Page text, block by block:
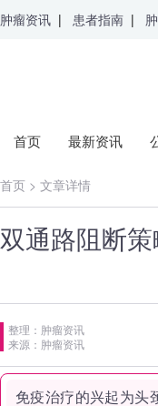
肿瘤资讯 | 患者指南 |
首页 最新资讯
首页 > 文章详情
双通路阻断
整理：肿瘤资讯
来源：肿瘤资讯
免疫治疗的兴起为头